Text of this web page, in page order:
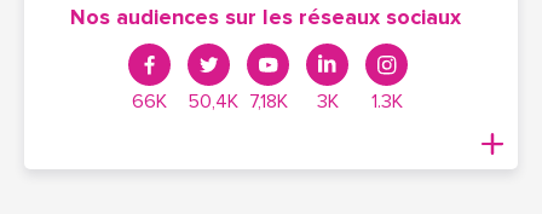
Nos audiences sur les réseaux sociaux
66K 50,4K 7,18K 3K 1.3K